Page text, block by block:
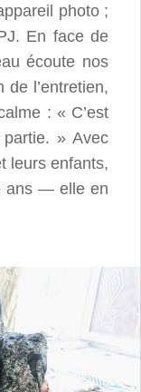
photo ;
En face de
écoute nos
l’entretien,
: « C’est
» Avec
leurs enfants,
ans — elle en